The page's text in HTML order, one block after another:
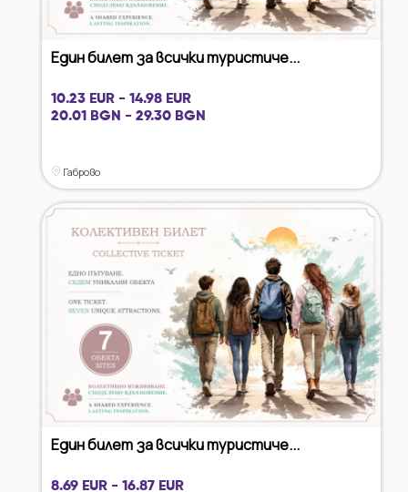
Един билет за всички туристиче...
10.23 EUR - 14.98 EUR
20.01 BGN - 29.30 BGN
Габрово
Един билет за всички туристиче...
8.69 EUR - 16.87 EUR